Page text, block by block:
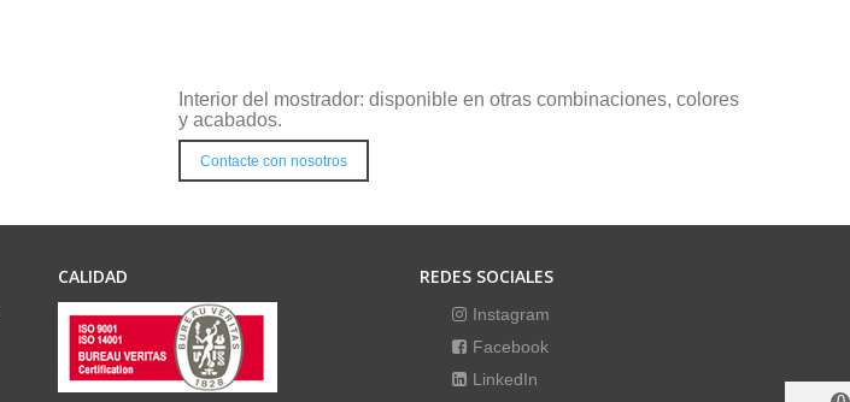
Interior del mostrador: disponible en otras combinaciones, colores
y acabados.
Contacte con nosotros
CALIDAD REDES SOCIALES
Instagram
Facebook
LinkedIn